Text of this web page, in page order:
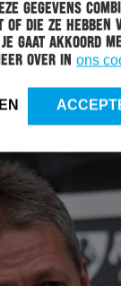
gegevens
die ze hebben
gaat akkoord
over in ons
HERACLES
LENNART